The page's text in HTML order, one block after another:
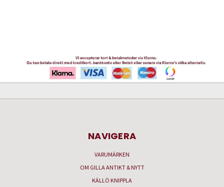
NAVIGERA
VARUMÄRKEN
OM GILLA ANTIKT & NYTT
KÄLLÖ KNIPPLA